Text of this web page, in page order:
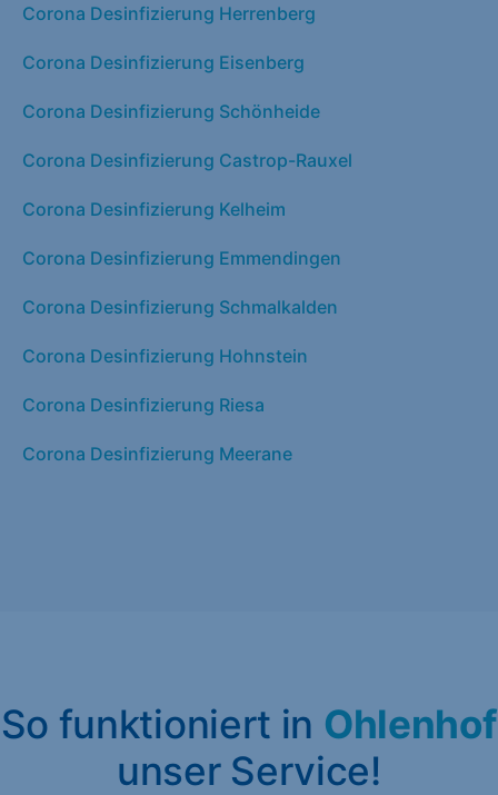
Corona Desinfizierung Herrenberg
Corona Desinfizierung Eisenberg
Corona Desinfizierung Schönheide
Corona Desinfizierung Castrop-Rauxel
Corona Desinfizierung Kelheim
Corona Desinfizierung Emmendingen
Corona Desinfizierung Schmalkalden
Corona Desinfizierung Hohnstein
Corona Desinfizierung Riesa
Corona Desinfizierung Meerane
So funktioniert in Ohlenhof
unser Service!